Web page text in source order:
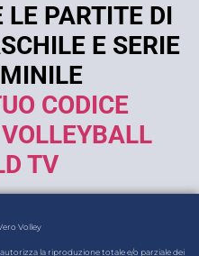
LE PARTITE DI
E SERIE
CODICE
TV
Volley
la riproduzione totale e/o parziale dei